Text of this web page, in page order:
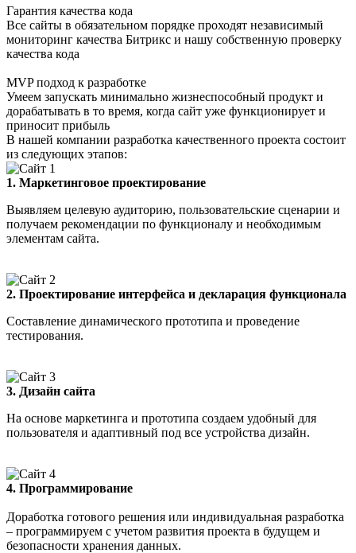
Гарантия качества кода
Все сайты в обязательном порядке проходят независимый
мониторинг качества Битрикс и нашу собственную проверку
качества кода
MVP подход к разработке
Умеем запускать минимально жизнеспособный продукт и
дорабатывать в то время, когда сайт уже функционирует и
приносит прибыль
В нашей компании разработка качественного проекта состоит
из следующих этапов:
1. Маркетинговое проектирование
Выявляем целевую аудиторию, пользовательские сценарии и
получаем рекомендации по функционалу и необходимым
элементам сайта.
2. Проектирование интерфейса и декларация функционала
Составление динамического прототипа и проведение
тестирования.
3. Дизайн сайта
На основе маркетинга и прототипа создаем удобный для
пользователя и адаптивный под все устройства дизайн.
4. Программирование
Доработка готового решения или индивидуальная разработка
– программируем с учетом развития проекта в будущем и
безопасности хранения данных.